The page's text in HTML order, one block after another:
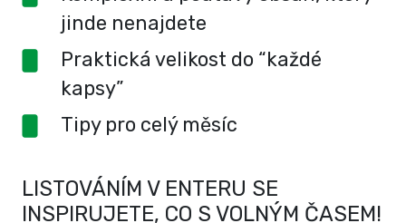
jinde nenajdete
Praktická velikost do “každé
kapsy”
Tipy pro celý měsíc
LISTOVÁNÍM V ENTERU SE
INSPIRUJETE, CO S VOLNÝM ČASEM!